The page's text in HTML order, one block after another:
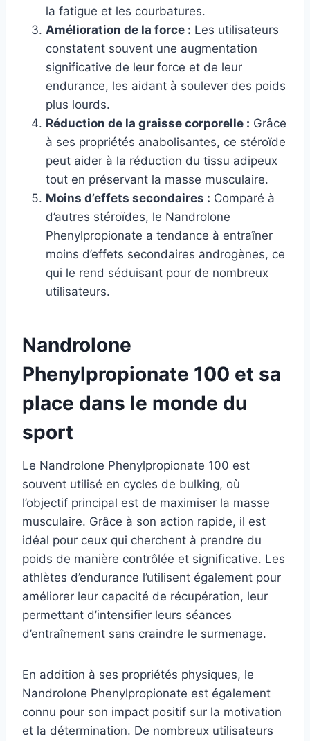
la fatigue et les courbatures.
Amélioration de la force : Les utilisateurs
constatent souvent une augmentation
significative de leur force et de leur
endurance, les aidant à soulever des poids
plus lourds.
Réduction de la graisse corporelle : Grâce
à ses propriétés anabolisantes, ce stéroïde
peut aider à la réduction du tissu adipeux
tout en préservant la masse musculaire.
Moins d’effets secondaires : Comparé à
d’autres stéroïdes, le Nandrolone
Phenylpropionate a tendance à entraîner
moins d’effets secondaires androgènes, ce
qui le rend séduisant pour de nombreux
utilisateurs.
Nandrolone
Phenylpropionate 100 et sa
place dans le monde du
sport
Le Nandrolone Phenylpropionate 100 est
souvent utilisé en cycles de bulking, où
l’objectif principal est de maximiser la masse
musculaire. Grâce à son action rapide, il est
idéal pour ceux qui cherchent à prendre du
poids de manière contrôlée et significative. Les
athlètes d’endurance l’utilisent également pour
améliorer leur capacité de récupération, leur
permettant d’intensifier leurs séances
d’entraînement sans craindre le surmenage.
En addition à ses propriétés physiques, le
Nandrolone Phenylpropionate est également
connu pour son impact positif sur la motivation
et la détermination. De nombreux utilisateurs